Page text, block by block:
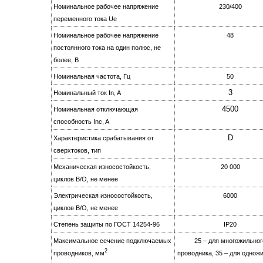
Номинальное рабочее напряжение
переменного тока Ue
230/400
Номинальное рабочее напряжение
постоянного тока на oдин полюс, не
более, B
48
Номинальная частота, Гц 50
Номинальный ток In, A 3
Номинальная отключающая
способность Inc, A
4500
Характеристика срабатывания от
сверхтоков, тип
D
Механическая износостойкость,
циклов B/О, не менее
20 000
Электрическая изноcoстойкость,
циклов B/О, не менее
6000
Степень защиты по ГОСТ 14254-96 IР20
Максимальное сечение подключаемых
проводников, мм2
25 – для
проводника, 35 – для